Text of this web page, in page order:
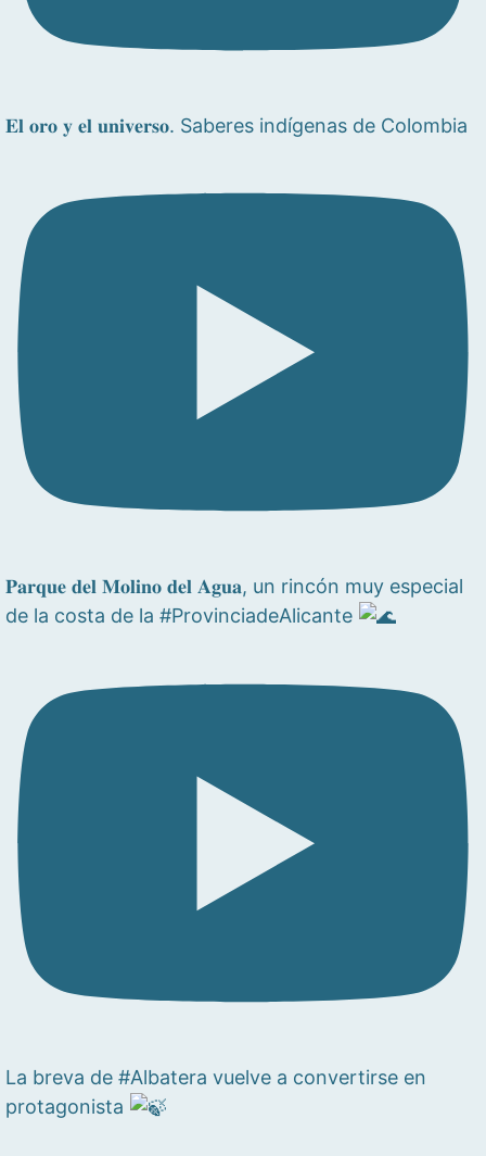
𝐄𝐥 𝐨𝐫𝐨 𝐲 𝐞𝐥 𝐮𝐧𝐢𝐯𝐞𝐫𝐬𝐨. Saberes indígenas de Colombia
𝐏𝐚𝐫𝐪𝐮𝐞 𝐝𝐞𝐥 𝐌𝐨𝐥𝐢𝐧𝐨 𝐝𝐞𝐥 𝐀𝐠𝐮𝐚, un rincón muy especial
de la costa de la #ProvinciadeAlicante
La breva de #Albatera vuelve a convertirse en
protagonista